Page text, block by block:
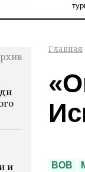
и
Главная
ВОВ